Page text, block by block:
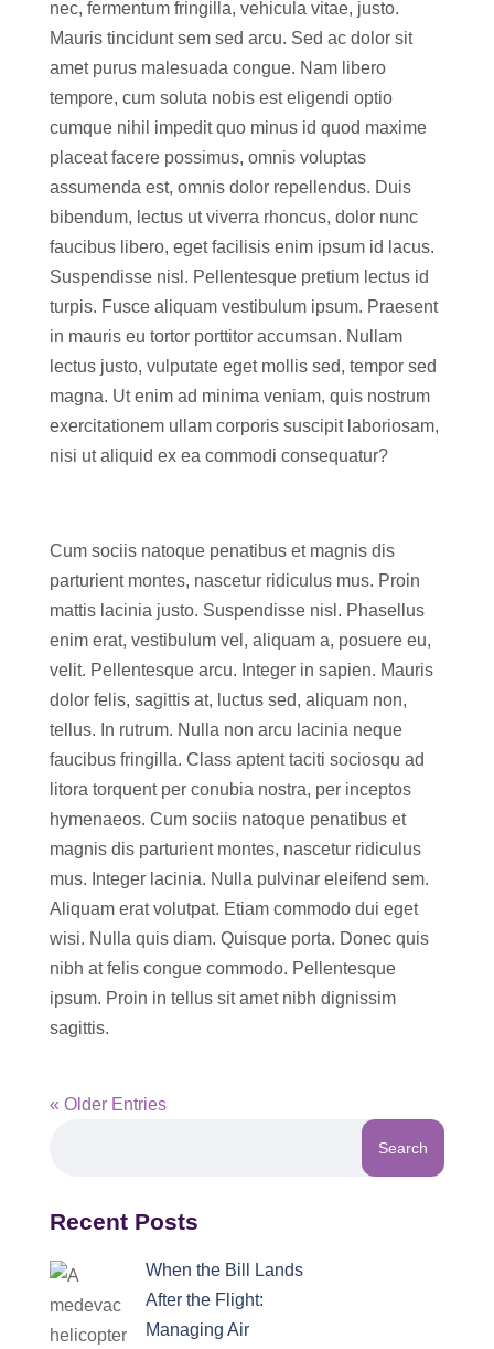
nec, fermentum fringilla, vehicula vitae, justo.
Mauris tincidunt sem sed arcu. Sed ac dolor sit
amet purus malesuada congue. Nam libero
tempore, cum soluta nobis est eligendi optio
cumque nihil impedit quo minus id quod maxime
placeat facere possimus, omnis voluptas
assumenda est, omnis dolor repellendus. Duis
bibendum, lectus ut viverra rhoncus, dolor nunc
faucibus libero, eget facilisis enim ipsum id lacus.
Suspendisse nisl. Pellentesque pretium lectus id
turpis. Fusce aliquam vestibulum ipsum. Praesent
in mauris eu tortor porttitor accumsan. Nullam
lectus justo, vulputate eget mollis sed, tempor sed
magna. Ut enim ad minima veniam, quis nostrum
exercitationem ullam corporis suscipit laboriosam,
nisi ut aliquid ex ea commodi consequatur?
Cum sociis natoque penatibus et magnis dis
parturient montes, nascetur ridiculus mus. Proin
mattis lacinia justo. Suspendisse nisl. Phasellus
enim erat, vestibulum vel, aliquam a, posuere eu,
velit. Pellentesque arcu. Integer in sapien. Mauris
dolor felis, sagittis at, luctus sed, aliquam non,
tellus. In rutrum. Nulla non arcu lacinia neque
faucibus fringilla. Class aptent taciti sociosqu ad
litora torquent per conubia nostra, per inceptos
hymenaeos. Cum sociis natoque penatibus et
magnis dis parturient montes, nascetur ridiculus
mus. Integer lacinia. Nulla pulvinar eleifend sem.
Aliquam erat volutpat. Etiam commodo dui eget
wisi. Nulla quis diam. Quisque porta. Donec quis
nibh at felis congue commodo. Pellentesque
ipsum. Proin in tellus sit amet nibh dignissim
sagittis.
« Older Entries
Recent Posts
When the Bill Lands
After the Flight:
Managing Air